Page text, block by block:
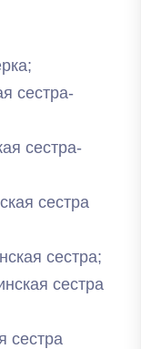
сестра-
сестра-
сестра
сестра;
сестра
сестра